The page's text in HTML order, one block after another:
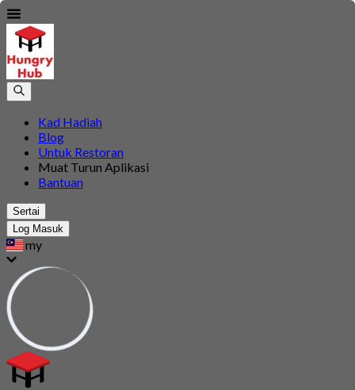
Kad Hadiah
Blog
Untuk Restoran
Muat Turun Aplikasi
Bantuan
Sertai
Log Masuk
my